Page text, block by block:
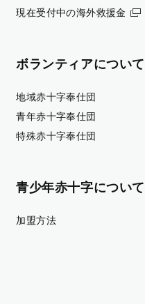
現在受付中の海外救援金
ボランティアについて
地域赤十字奉仕団
青年赤十字奉仕団
特殊赤十字奉仕団
青少年赤十字について
加盟方法